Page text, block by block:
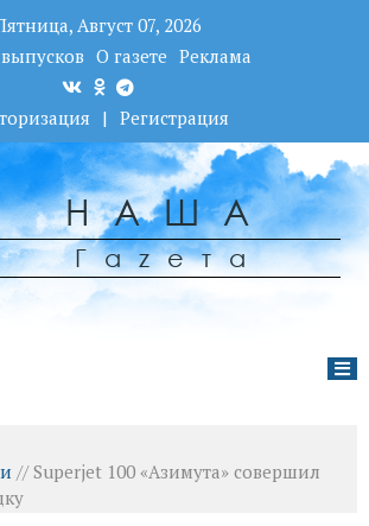
Август 07, 2026
О газете Реклама
| Регистрация
НАША
Гаzета
//Superjet 100 «Азимута» совершил